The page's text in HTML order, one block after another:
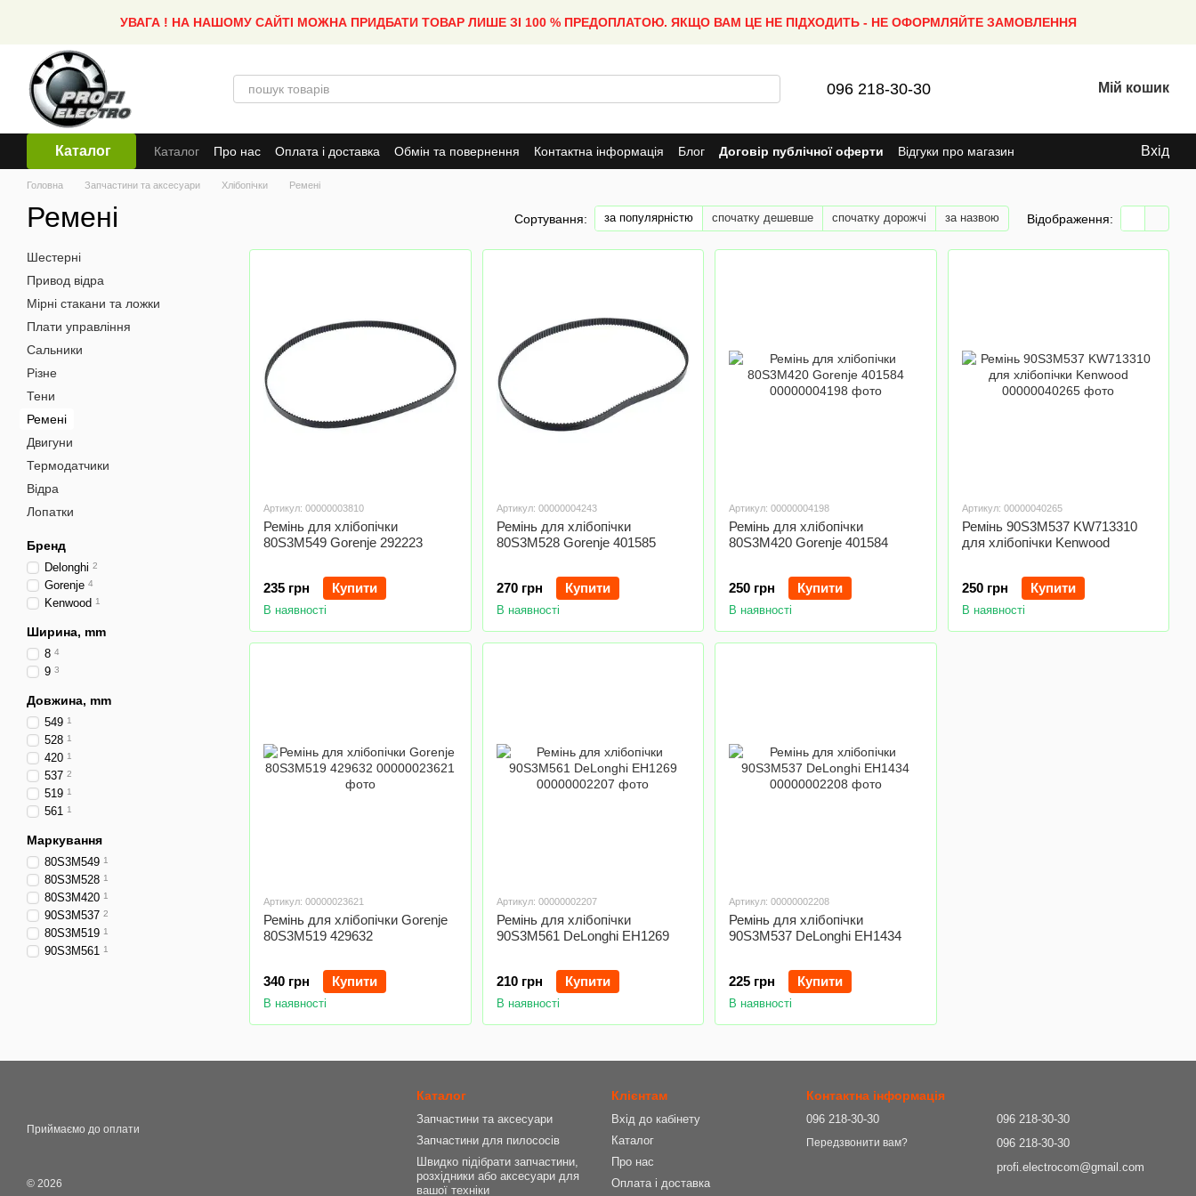
УВАГА ! НА НАШОМУ САЙТІ МОЖНА ПРИДБАТИ ТОВАР ЛИШЕ ЗІ 100 % ПРЕДОПЛАТОЮ. ЯКЩО ВАМ ЦЕ НЕ ПІДХОДИТЬ - НЕ ОФОРМЛЯЙТЕ ЗАМОВЛЕННЯ
096 218-30-30 Мій кошик
Каталог Каталог Про нас Оплата і доставка Обмін та повернення Контактна інформація Блог Договір публічної оферти Відгуки про магазин Вхід
Головна Запчастини та аксесуари Хлібопічки Ремені
Ремені Сортування: за популярністю спочатку дешевше спочатку дорожчі за назвою Відображення:
Артикул: 00000003810
Ремінь для хлібопічки
80S3M549 Gorenje 292223
235 грн Купити
В наявності
Артикул: 00000004243
Ремінь для хлібопічки
80S3M528 Gorenje 401585
270 грн Купити
В наявності
Артикул: 00000004198
Ремінь для хлібопічки
80S3M420 Gorenje 401584
250 грн Купити
В наявності
Артикул: 00000040265
Ремінь 90S3M537 KW713310
для хлібопічки Kenwood
250 грн Купити
В наявності
Артикул: 00000023621
Ремінь для хлібопічки Gorenje
80S3M519 429632
340 грн Купити
В наявності
Артикул: 00000002207
Ремінь для хлібопічки
90S3M561 DeLonghi EH1269
210 грн Купити
В наявності
Артикул: 00000002208
Ремінь для хлібопічки
90S3M537 DeLonghi EH1434
225 грн Купити
В наявності
Шестерні
Привод відра
Мірні стакани та ложки
Плати управління
Сальники
Різне
Тени
Ремені
Двигуни
Термодатчики
Відра
Лопатки
Бренд
Delonghi 2
Gorenje 4
Kenwood 1
Ширина, mm
8 4
9 3
Довжина, mm
549 1
528 1
420 1
537 2
519 1
561 1
Маркування
80S3M549 1
80S3M528 1
80S3M420 1
90S3M537 2
80S3M519 1
90S3M561 1
Приймаємо до оплати
© 2026
Каталог
Запчастини та аксесуари
Запчастини для пилососів
Швидко підібрати запчастини,
розхідники або аксесуари для
вашої техніки
Клієнтам
Вхід до кабінету
Каталог
Про нас
Оплата і доставка
Контактна інформація
096 218-30-30
Передзвонити вам?
096 218-30-30
096 218-30-30
profi.electrocom@gmail.com